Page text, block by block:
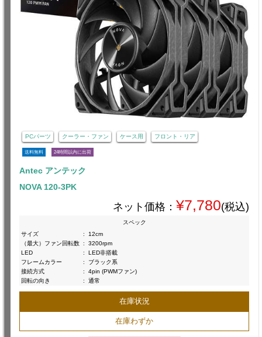
PCパーツ クーラー・ファン ケース用 フロント・リア
送料無料 24時間以内に出荷
Antec アンテック
NOVA 120-3PK
ネット価格： ¥7,780(税込)
スペック
サイズ
:
12cm
（最大）ファン回転数 :
3200rpm
LED
:
LED非搭載
フレームカラー
:
ブラック系
接続方式
:
4pin (PWMファン)
回転の向き
: 通常
在庫状況
在庫わずか